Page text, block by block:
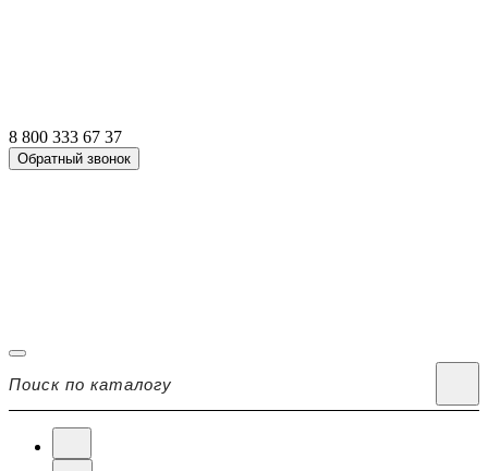
8 800 333 67 37
Обратный звонок